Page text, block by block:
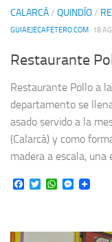
CALARCÁ/ QUINDÍO/
GUIAEJECAFETERO.COM · 18
Restaurante
Restaurante Pollo a
departamento se
asado servido a la
(Calarcá) y como
madera a escala, una
Facebook
TwitterWhatsApp